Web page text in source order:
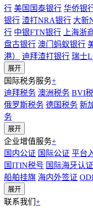
行 美国国泰银行 华侨银
银行 渣打NRA银行 大新
行 中银FTN银行 上海浙
盘古银行 澳门蚂蚁银行
港）
迪拜渣打银行 瑞士
展开
国际税务服务+
迪拜税务 澳洲税务 BVI
俄罗斯税务 德国税务 新
务
展开
企业增值服务+
国内公证 国际公证 平台
国ITIN税号 国际海牙认证
船舶挂旗 海内外签证
展开
联系我们 +